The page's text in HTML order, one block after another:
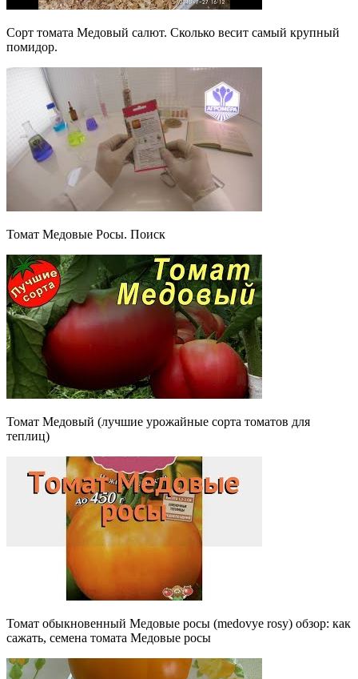
Сорт томата Медовый салют. Сколько весит самый крупный
помидор.
Томат Медовые Росы. Поиск
Томат Медовый (лучшие урожайные сорта томатов для
теплиц)
Томат обыкновенный Медовые росы (medovye rosy) обзор: как
сажать, семена томата Медовые росы